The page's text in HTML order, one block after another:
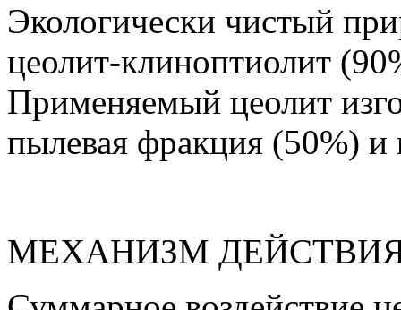
Экологически чистый
цеолит-клиноптиолит
Применяемый цеолит
пылевая фракция (50%) и
МЕХАНИЗМ